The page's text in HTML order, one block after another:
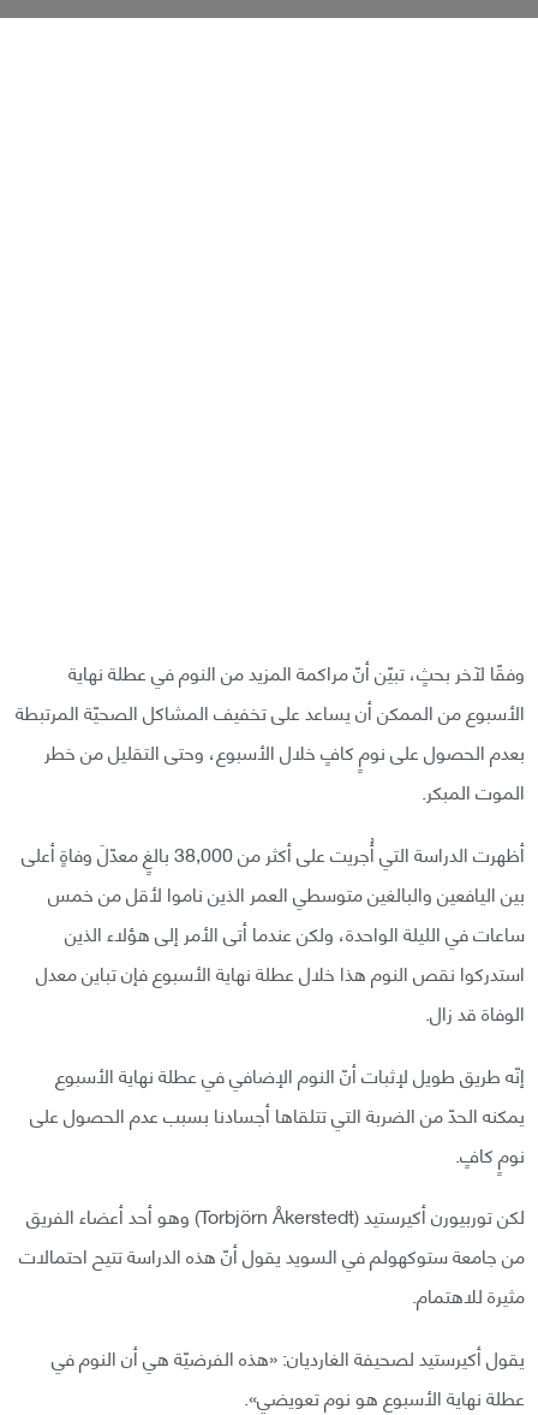
وفقًا لآخر بحثٍ، تبيّن أنّ مراكمة المزيد من النوم في عطلة نهاية
الأسبوع من الممكن أن يساعد على تخفيف المشاكل الصحيّة المرتبطة
بعدم الحصول على نومٍ كافٍ خلال الأسبوع، وحتى التقليل من خطر
الموت المبكر.
أظهرت الدراسة التي أُجريت على أكثر من 38,000 بالغٍ معدّلَ وفاةٍ أعلى
بين اليافعين والبالغين متوسطي العمر الذين ناموا لأقل من خمس
ساعات في الليلة الواحدة، ولكن عندما أتى الأمر إلى هؤلاء الذين
استدركوا نقص النوم هذا خلال عطلة نهاية الأسبوع فإن تباين معدل
الوفاة قد زال.
إنّه طريق طويل لإثبات أنّ النوم الإضافي في عطلة نهاية الأسبوع
يمكنه الحدّ من الضربة التي تتلقاها أجسادنا بسبب عدم الحصول على
نومٍ كافٍ.
لكن توربيورن أكيرستيد (Torbjörn Åkerstedt) وهو أحد أعضاء الفريق
من جامعة ستوكهولم في السويد يقول أنّ هذه الدراسة تتيح احتمالات
مثيرة للاهتمام.
يقول أكيرستيد لصحيفة الغارديان: «هذه الفرضيّة هي أن النوم في
عطلة نهاية الأسبوع هو نوم تعويضي».